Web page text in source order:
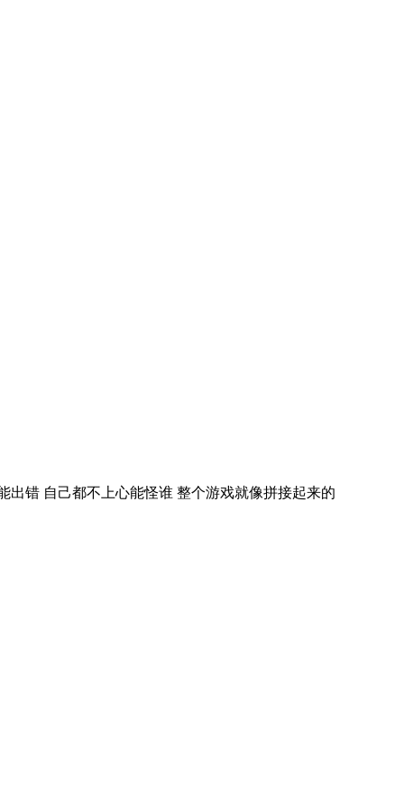
出错 自己都不上心能怪谁 整个游戏就像拼接起来的